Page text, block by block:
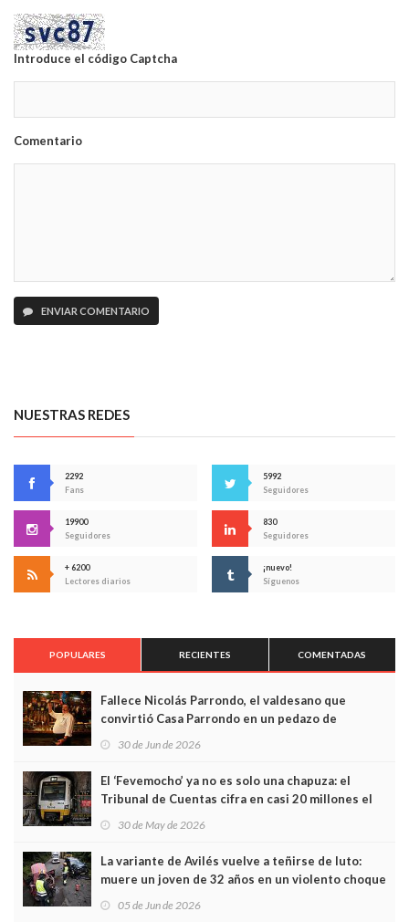
Introduce el código Captcha
Comentario
ENVIAR COMENTARIO
NUESTRAS REDES
2292
Fans
5992
Seguidores
19900
Seguidores
830
Seguidores
+ 6200
Lectores diarios
¡nuevo!
Síguenos
POPULARES RECIENTES COMENTADAS
Fallece Nicolás Parrondo, el valdesano que
convirtió Casa Parrondo en un pedazo de
Asturias en Madrid
30 de Jun de 2026
El ‘Fevemocho’ ya no es solo una chapuza: el
Tribunal de Cuentas cifra en casi 20 millones el
sobrecoste de los trenes que no cabían por los
30 de May de 2026
La variante de Avilés vuelve a teñirse de luto:
muere un joven de 32 años en un violento choque
frontal
05 de Jun de 2026